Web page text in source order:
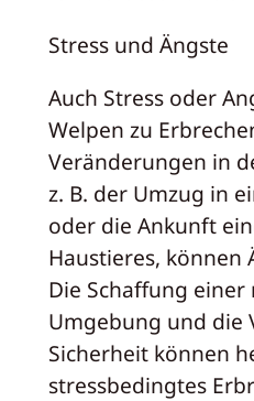
Stress und Ängste
Auch Stress oder
Welpen zu
Veränderungen in
z. B. der Umzug in
oder die Ankunft
Haustieres, können
Die Schaffung
Umgebung und die
Sicherheit können
stressbedingtes